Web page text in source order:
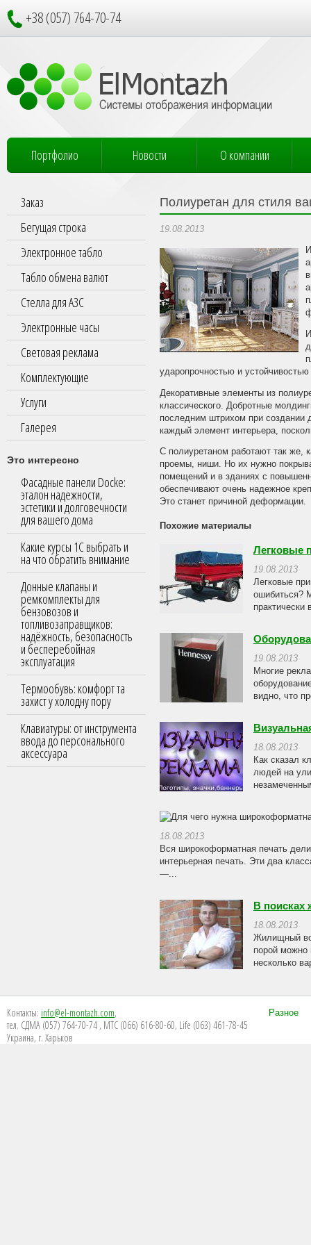
+38 (057) 764-70-74
Портфолио Новости О компании
Заказ
Бегущая строка
Электронное табло
Табло обмена валют
Стелла для АЗС
Электронные часы
Световая реклама
Комплектующие
Услуги
Галерея
Это интересно
Фасадные панели Docke:
эталон надежности,
эстетики и долговечности
для вашего дома
Какие курсы 1С выбрать и
на что обратить внимание
Донные клапаны и
ремкомплекты для
бензовозов и
топливозаправщиков:
надёжность, безопасность
и бесперебойная
эксплуатация
Термообувь: комфорт та
захист у холодну пору
Клавиатуры: от инструмента
ввода до персонального
аксессуара
Полиуретан для стиля
19.08.2013
ударопрочностью и устойчивостью
Декоративные элементы из
классического. Добротные
последним штрихом при создании
каждый элемент интерьера,
С полиуретаном работают так же,
проемы, ниши. Но их нужно
помещений и в зданиях с
обеспечивают очень надежное
Это станет причиной деформации.
Похожие материалы
Легковые
19.08.2013
Легковые
ошибиться?
практически
19.08.2013
Многие
видно, что
18.08.2013
Как сказал
людей на
18.08.2013
Вся широкоформатная печать
интерьерная печать. Эти два
—...
В поисках
18.08.2013
Жилищный
порой можно
несколько
Контакты: info@el-montazh.com,
тел. СДМА (057) 764-70-74 , МТС (066) 616-80-60, Life (063) 461-78-45
Украина, г. Харьков
Разное